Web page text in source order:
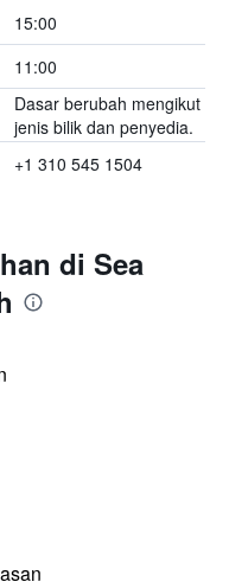
15:00
11:00
Dasar berubah mengikut
jenis bilik dan penyedia.
+1 310 545 1504
di Sea